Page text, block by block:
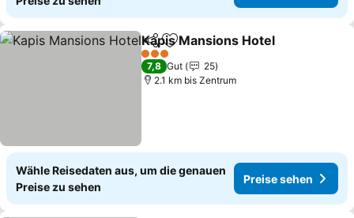
TeilenZu Favoriten hinzufügen
Kapis Mansions Hotel
3 Sterne
7,8 Gut
25
2.1 km bis Zentrum
Wähle Reisedaten aus, um die genauen
Preise zu sehen
Preise sehen